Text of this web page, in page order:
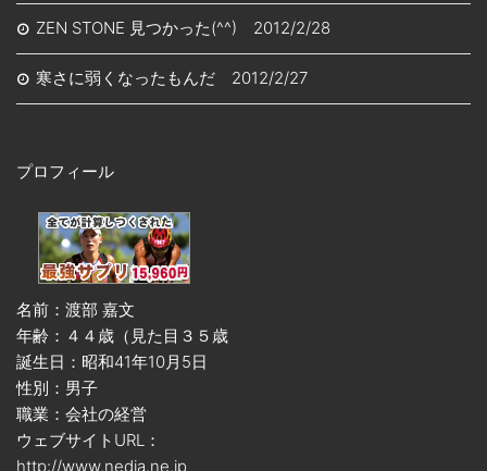
ZEN STONE 見つかった(^^) 2012/2/28
寒さに弱くなったもんだ 2012/2/27
プロフィール
名前：渡部 嘉文
年齢：４４歳（見た目３５歳
誕生日：昭和41年10月5日
性別：男子
職業：会社の経営
ウェブサイトURL：
http://www.nedia.ne.jp